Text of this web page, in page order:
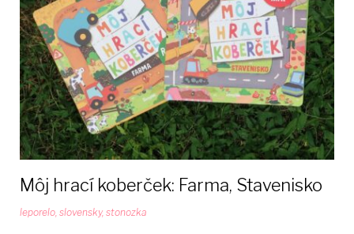
Môj hrací koberček: Farma, Stavenisko
leporelo, slovensky, stonozka